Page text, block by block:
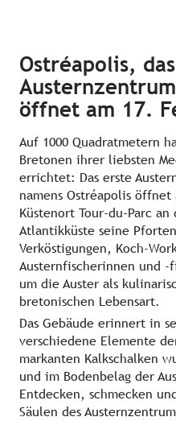
Ostréapolis,
öffnet am 17.
Auf 1000 Quadratmetern
Bretonen ihrer liebsten
errichtet: Das erste
namens Ostréapolis
Küstenort Tour-du-Parc
Atlantikküste seine
Verköstigungen, Koch-
Austernfischerinnen und
um die Auster als
bretonischen Lebensart.
Das Gebäude erinnert in
verschiedene Elemente
markanten Kalkschalken
und im Bodenbelag der
Entdecken, schmecken
Säulen des